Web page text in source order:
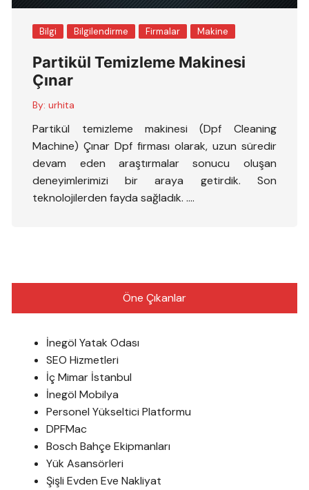
Bilgi Bilgilendirme Firmalar Makine
Partikül Temizleme Makinesi
Çınar
By: urhita
Partikül temizleme makinesi (Dpf Cleaning
Machine) Çınar Dpf firması olarak, uzun süredir
devam eden araştırmalar sonucu oluşan
deneyimlerimizi bir araya getirdik. Son
teknolojilerden fayda sağladık. ….
Öne Çıkanlar
İnegöl Yatak Odası
SEO Hizmetleri
İç Mimar İstanbul
İnegöl Mobilya
Personel Yükseltici Platformu
DPFMac
Bosch Bahçe Ekipmanları
Yük Asansörleri
Şişli Evden Eve Nakliyat